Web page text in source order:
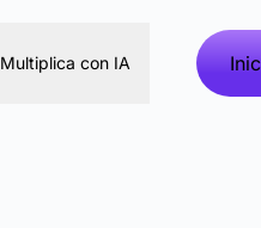
Multiplica con IA